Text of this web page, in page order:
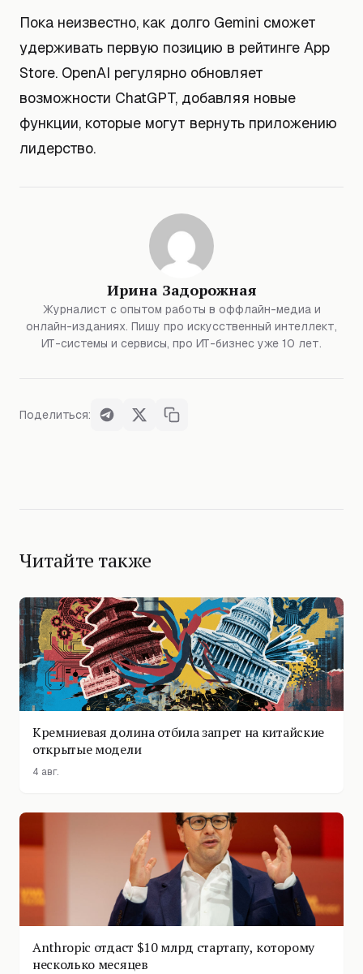
Пока неизвестно, как долго Gemini сможет
удерживать первую позицию в рейтинге App
Store. OpenAI регулярно обновляет
возможности ChatGPT, добавляя новые
функции, которые могут вернуть приложению
лидерство.
Ирина Задорожная
Журналист с опытом работы в оффлайн-медиа и
онлайн-изданиях. Пишу про искусственный интеллект,
ИТ-системы и сервисы, про ИТ-бизнес уже 10 лет.
Поделиться:
Читайте также
Кремниевая долина отбила запрет на китайские
открытые модели
4 авг.
Anthropic отдаст $10 млрд стартапу, которому
несколько месяцев